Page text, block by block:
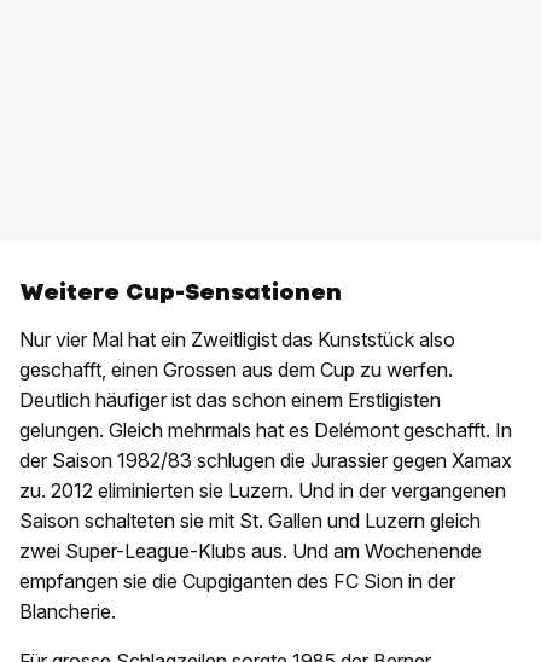
Weitere Cup-Sensationen
Nur vier Mal hat ein Zweitligist das Kunststück also
geschafft, einen Grossen aus dem Cup zu werfen.
Deutlich häufiger ist das schon einem Erstligisten
gelungen. Gleich mehrmals hat es Delémont geschafft. In
der Saison 1982/83 schlugen die Jurassier gegen Xamax
zu. 2012 eliminierten sie Luzern. Und in der vergangenen
Saison schalteten sie mit St. Gallen und Luzern gleich
zwei Super-League-Klubs aus. Und am Wochenende
empfangen sie die Cupgiganten des FC Sion in der
Blancherie.